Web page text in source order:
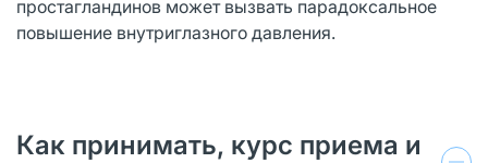
простагландинов может вызвать парадоксальное
повышение внутриглазного давления.
Как принимать, курс приема и